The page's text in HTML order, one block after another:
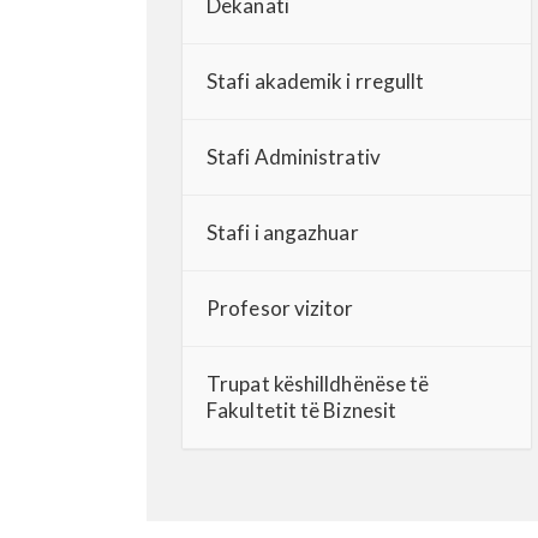
Dekanati
Stafi akademik i rregullt
Stafi Administrativ
Stafi i angazhuar
Profesor vizitor
Trupat këshilldhënëse të
Fakultetit të Biznesit